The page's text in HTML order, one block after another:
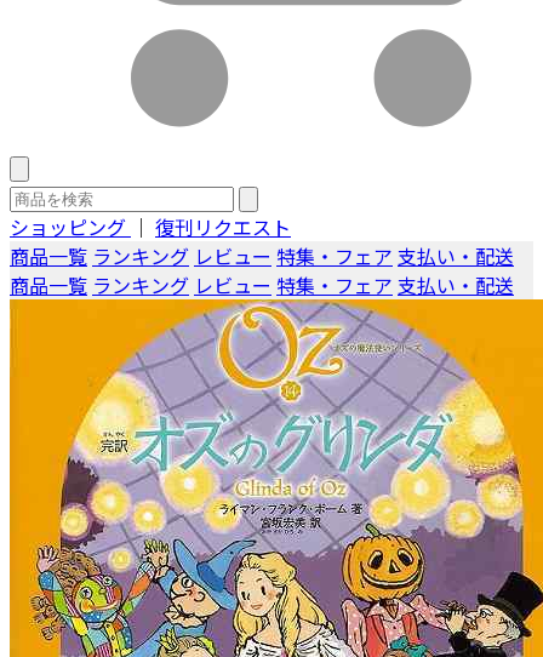
ショッピング ｜ 復刊リクエスト
商品一覧 ランキング レビュー 特集・フェア 支払い・配送
商品一覧 ランキング レビュー 特集・フェア 支払い・配送